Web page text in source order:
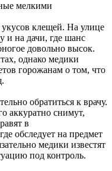
мелкими
клещей. На улице
и на дачи, где шанс
довольно высок.
однако медики
горожанам о том, что
обратиться к врачу.
аккуратно снимут,
в
обследует на предмет
медики известят
под контроль.